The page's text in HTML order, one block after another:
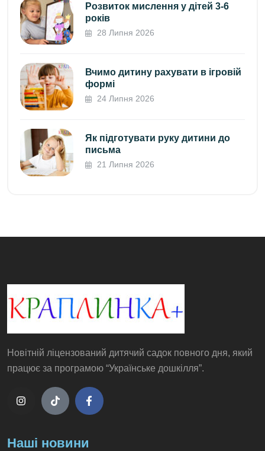
Розвиток мислення у дітей 3-6
років
28 Липня 2026
Вчимо дитину рахувати в ігровій
формі
24 Липня 2026
Як підготувати руку дитини до
письма
21 Липня 2026
Новітній ліцензований дитячий садок повного дня, який
працює за програмою “Українське дошкілля”.
Наші новини